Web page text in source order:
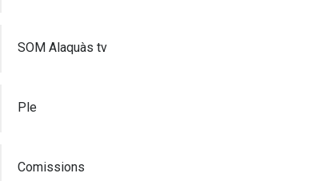
MATRICULACIÓ CURS
ESCOLAR 26/27
ELEVADOR PER ALS
SOM Alaquàs tv
Ple
Comissions